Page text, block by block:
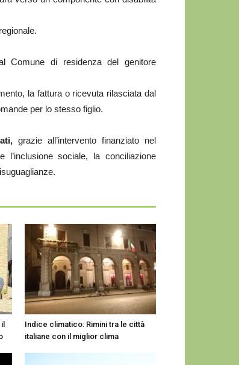
Comune di residenza del genitore
la fattura o ricevuta rilasciata dal
per lo stesso figlio.
grazie all’intervento finanziato nel
l’inclusione sociale, la conciliazione
Indice climatico: Rimini tra le città
italiane con il miglior clima